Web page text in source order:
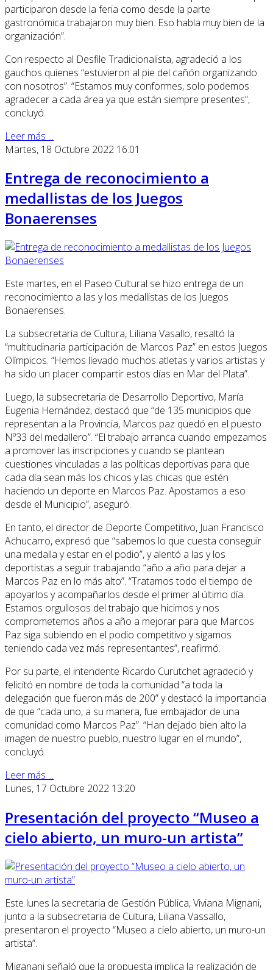
participaron desde la feria como desde la parte
gastronómica trabajaron muy bien. Eso habla muy bien de la
organización”.
Con respecto al Desfile Tradicionalista, agradeció a los
gauchos quienes “estuvieron al pie del cañón organizando
con nosotros”. “Estamos muy conformes, solo podemos
agradecer a cada área ya que están siempre presentes”,
concluyó.
Leer más ...
Martes, 18 Octubre 2022 16:01
Entrega de reconocimiento a
medallistas de los Juegos
Bonaerenses
Este martes, en el Paseo Cultural se hizo entrega de un
reconocimiento a las y los medallistas de los Juegos
Bonaerenses.
La subsecretaria de Cultura, Liliana Vasallo, resaltó la
“multitudinaria participación de Marcos Paz” en estos Juegos
Olímpicos. “Hemos llevado muchos atletas y varios artistas y
ha sido un placer compartir estos días en Mar del Plata”.
Luego, la subsecretaria de Desarrollo Deportivo, María
Eugenia Hernández, destacó que “de 135 municipios que
representan a la Provincia, Marcos paz quedó en el puesto
Nº33 del medallero”. “El trabajo arranca cuando empezamos
a promover las inscripciones y cuando se plantean
cuestiones vinculadas a las políticas deportivas para que
cada día sean más los chicos y las chicas que estén
haciendo un deporte en Marcos Paz. Apostamos a eso
desde el Municipio”, aseguró.
En tanto, el director de Deporte Competitivo, Juan Francisco
Achucarro, expresó que “sabemos lo que cuesta conseguir
una medalla y estar en el podio”, y alentó a las y los
deportistas a seguir trabajando “año a año para dejar a
Marcos Paz en lo más alto”. “Tratamos todo el tiempo de
apoyarlos y acompañarlos desde el primer al último día.
Estamos orgullosos del trabajo que hicimos y nos
comprometemos años a año a mejorar para que Marcos
Paz siga subiendo en el podio competitivo y sigamos
teniendo cada vez más representantes”, reafirmó.
Por su parte, el intendente Ricardo Curutchet agradeció y
felicitó en nombre de toda la comunidad “a toda la
delegación que fueron más de 200” y destacó la importancia
de que “cada uno, a su manera, fue embajador de una
comunidad como Marcos Paz”. “Han dejado bien alto la
imagen de nuestro pueblo, nuestro lugar en el mundo”,
concluyó.
Leer más ...
Lunes, 17 Octubre 2022 13:20
Presentación del proyecto “Museo a
cielo abierto, un muro-un artista”
Este lunes la secretaria de Gestión Pública, Viviana Mignani,
junto a la subsecretaria de Cultura, Liliana Vassallo,
presentaron el proyecto “Museo a cielo abierto, un muro-un
artista”.
Miganani señaló que la propuesta implica la realización de